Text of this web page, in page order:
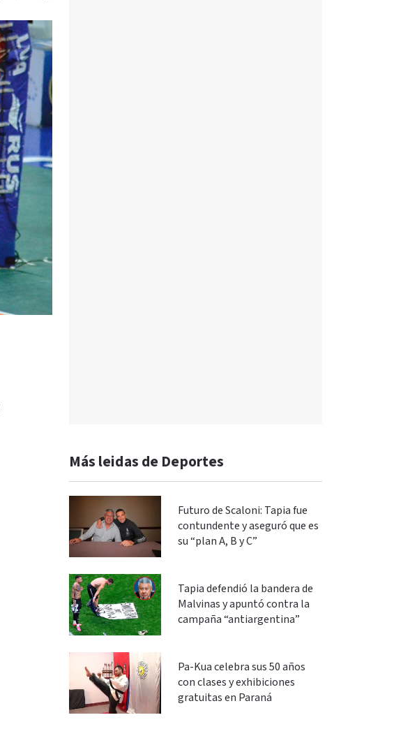
Más leidas de Deportes
Futuro de Scaloni: Tapia fue
contundente y aseguró que es
su “plan A, B y C”
Tapia defendió la bandera de
Malvinas y apuntó contra la
campaña “antiargentina”
Pa-Kua celebra sus 50 años
con clases y exhibiciones
gratuitas en Paraná